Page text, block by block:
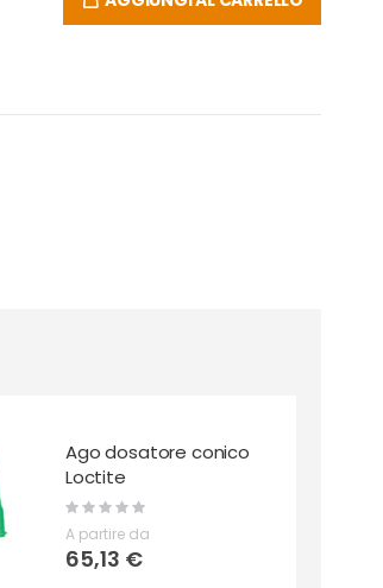
Ago dosatore conico
Loctite
Rating:
0%
A partire da
65,13 €